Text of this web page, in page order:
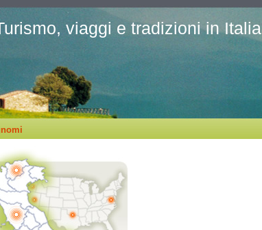
viaggi e tradizioni in Italia